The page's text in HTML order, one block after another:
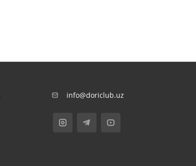
info@doriclub.uz